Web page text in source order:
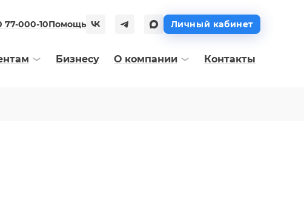
77-000-10Помощь Личный кабинет
Бизнесу О компании Контакты